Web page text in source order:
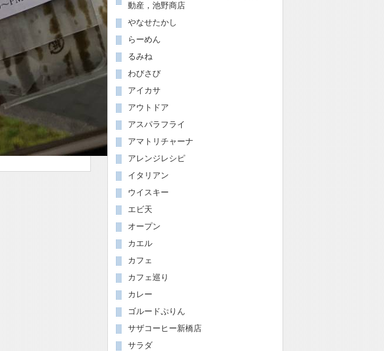
動産，池野商店
やなせたかし
らーめん
るみね
わびさび
アイカサ
アウトドア
アスパラフライ
アマトリチャーナ
アレンジレシピ
イタリアン
ウイスキー
エビ天
オープン
カエル
カフェ
カフェ巡り
カレー
ゴルードぷりん
サザコーヒー新橋店
サラダ